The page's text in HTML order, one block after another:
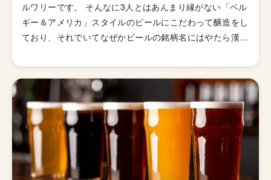
ルワリーです。 そんなに3人とはあんまり縁がない「ベル
ギー＆アメリカ」スタイルのビールにこだわって醸造をし
ており、それでいてなぜかビールの銘柄名にはやたら漢字
どこかオシャレ、そんなストーリー性抜群の醸造所です。
外国人3人チームがなぜ京都でブルワリーを起こしたか
は、「日本が世界に誇る職人技の歴史と伝統、特に質や味
覚に対する強い拘りを持つ都市だから」ということです
が、まあ、つまりは京都を気に入ってくれたからというこ
とのようです。 「自分たちが飲みたいビールを作れば良
い」という合言葉のもと、ベルギー産酵母とアメリカ産ホ
ップを組み合わせた新しいスタイルのビールを造っていま